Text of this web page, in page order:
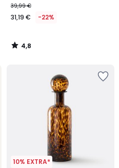
39,99 €
31,19 € -22%
4,8
/
10% EXTRA*